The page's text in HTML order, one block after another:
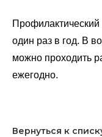
один раз в год. В
можно проходить
ежегодно.
Вернуться к